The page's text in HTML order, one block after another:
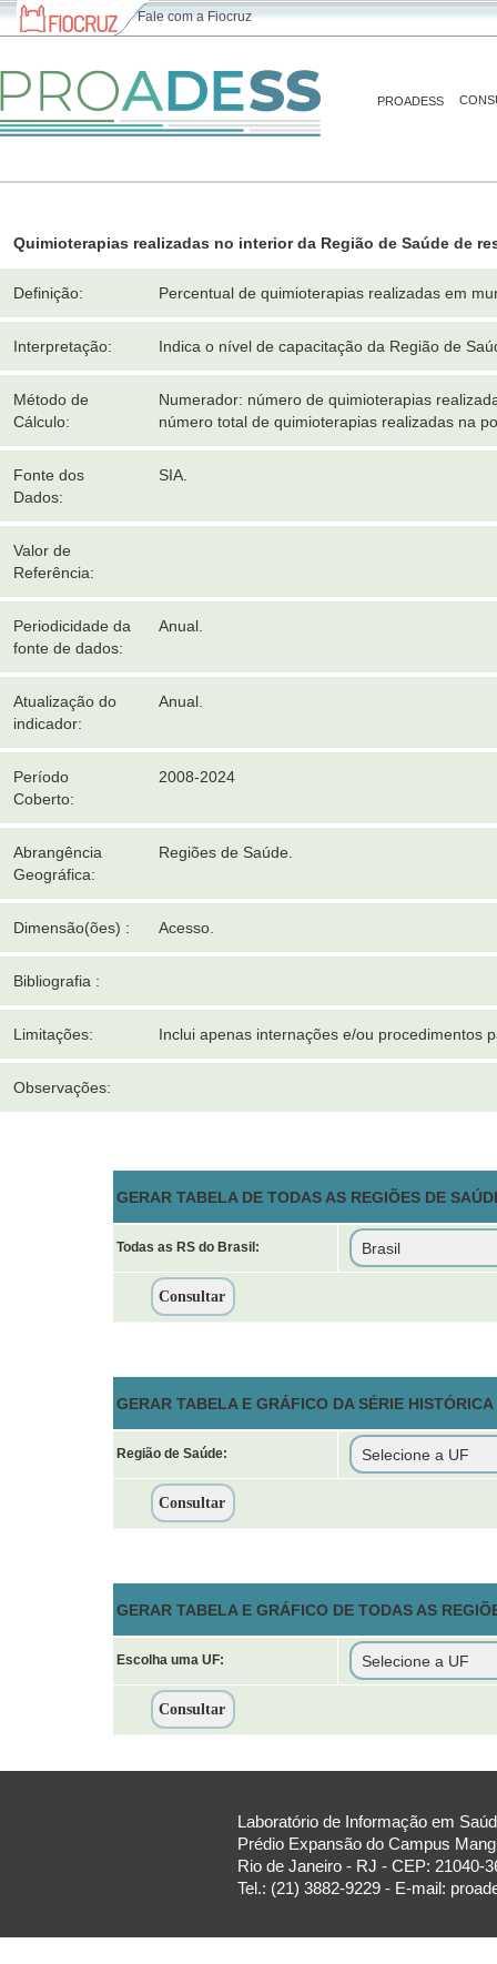
Fale com a Fiocruz
PROADESS
Quimioterapias realizadas no interior da Região de Saúde de
Definição: Percentual de quimioterapias realizadas em
Interpretação: Indica o nível de capacitação da Região de
Método de
Cálculo:
Numerador: número de quimioterapias
número total de quimioterapias realizadas na
Fonte dos
Dados:
SIA.
Valor de
Referência:
Periodicidade da
fonte de dados:
Anual.
Atualização do
indicador:
Anual.
Período
Coberto:
2008-2024
Abrangência
Geográfica:
Regiões de Saúde.
Dimensão(ões) : Acesso.
Bibliografia :
Limitações: Inclui apenas internações e/ou procedimentos
Observações:
GERAR TABELA DE TODAS AS REGIÕES DE
Todas as RS do Brasil:
GERAR TABELA E GRÁFICO DA SÉRIE
Região de Saúde:
GERAR TABELA E GRÁFICO DE TODAS AS
Escolha uma UF:
Laboratório de Informação em
Prédio Expansão do Campus
Rio de Janeiro - RJ - CEP: 21040-
Tel.: (21) 3882-9229 - E-mail: